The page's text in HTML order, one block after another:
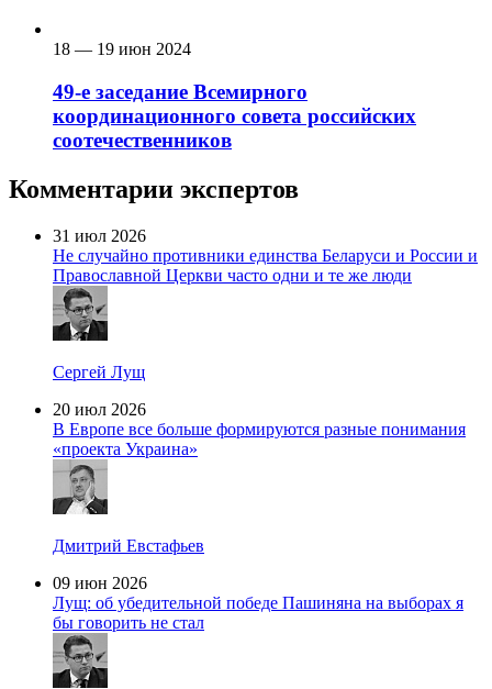
18 — 19 июн 2024
49-е заседание Всемирного
координационного совета российских
соотечественников
Комментарии экспертов
31 июл 2026
Не случайно противники единства Беларуси и России и
Православной Церкви часто одни и те же люди
Сергей Лущ
20 июл 2026
В Европе все больше формируются разные понимания
«проекта Украина»
Дмитрий Евстафьев
09 июн 2026
Лущ: об убедительной победе Пашиняна на выборах я
бы говорить не стал